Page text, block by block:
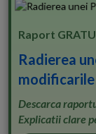
Raport
Radierea
Descarca
Explicatii clare